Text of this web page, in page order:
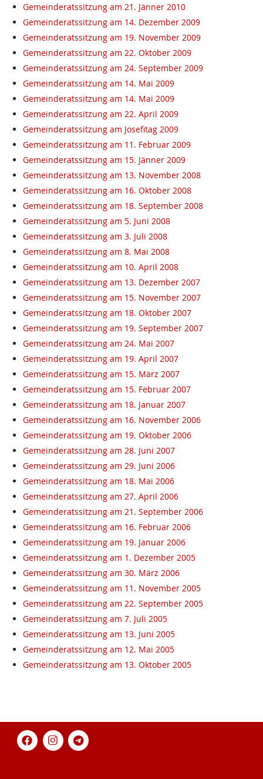
Gemeinderatssitzung am 21. Jänner 2010
Gemeinderatssitzung am 14. Dezember 2009
Gemeinderatssitzung am 19. November 2009
Gemeinderatssitzung am 22. Oktober 2009
Gemeinderatssitzung am 24. September 2009
Gemeinderatssitzung am 14. Mai 2009
Gemeinderatssitzung am 14. Mai 2009
Gemeinderatssitzung am 22. April 2009
Gemeinderatssitzung am Josefitag 2009
Gemeinderatssitzung am 11. Februar 2009
Gemeinderatssitzung am 15. Jänner 2009
Gemeinderatssitzung am 13. November 2008
Gemeinderatssitzung am 16. Oktober 2008
Gemeinderatssitzung am 18. September 2008
Gemeinderatssitzung am 5. Juni 2008
Gemeinderatssitzung am 3. Juli 2008
Gemeinderatssitzung am 8. Mai 2008
Gemeinderatssitzung am 10. April 2008
Gemeinderatssitzung am 13. Dezember 2007
Gemeinderatssitzung am 15. November 2007
Gemeinderatssitzung am 18. Oktober 2007
Gemeinderatssitzung am 19. September 2007
Gemeinderatssitzung am 24. Mai 2007
Gemeinderatssitzung am 19. April 2007
Gemeinderatssitzung am 15. März 2007
Gemeinderatssitzung am 15. Februar 2007
Gemeinderatssitzung am 18. Januar 2007
Gemeinderatssitzung am 16. November 2006
Gemeinderatssitzung am 19. Oktober 2006
Gemeinderatssitzung am 28. Juni 2007
Gemeinderatssitzung am 29. Juni 2006
Gemeinderatssitzung am 18. Mai 2006
Gemeinderatssitzung am 27. April 2006
Gemeinderatssitzung am 21. September 2006
Gemeinderatssitzung am 16. Februar 2006
Gemeinderatssitzung am 19. Januar 2006
Gemeinderatssitzung am 1. Dezember 2005
Gemeinderatssitzung am 30. März 2006
Gemeinderatssitzung am 11. November 2005
Gemeinderatssitzung am 22. September 2005
Gemeinderatssitzung am 7. Juli 2005
Gemeinderatssitzung am 13. Juni 2005
Gemeinderatssitzung am 12. Mai 2005
Gemeinderatssitzung am 13. Oktober 2005